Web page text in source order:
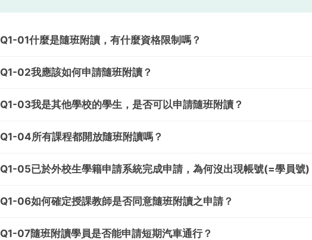
Q1-01什麼是隨班附讀，有什麼資格限制嗎？
Q1-02我應該如何申請隨班附讀？
Q1-03我是其他學校的學生，是否可以申請隨班附讀？
Q1-04所有課程都開放隨班附讀嗎？
Q1-05已於外校生學籍申請系統完成申請，為何沒出現帳號(=學員號)
Q1-06如何確定授課教師是否同意隨班附讀之申請？
Q1-07隨班附讀學員是否能申請短期汽車通行？